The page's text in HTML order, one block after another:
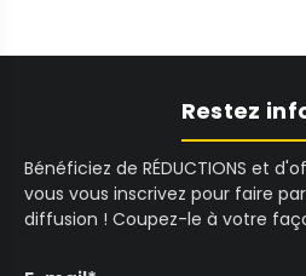
Restez
Bénéficiez de RÉDUCTIONS et
vous vous inscrivez pour faire
diffusion ! Coupez-le à votre